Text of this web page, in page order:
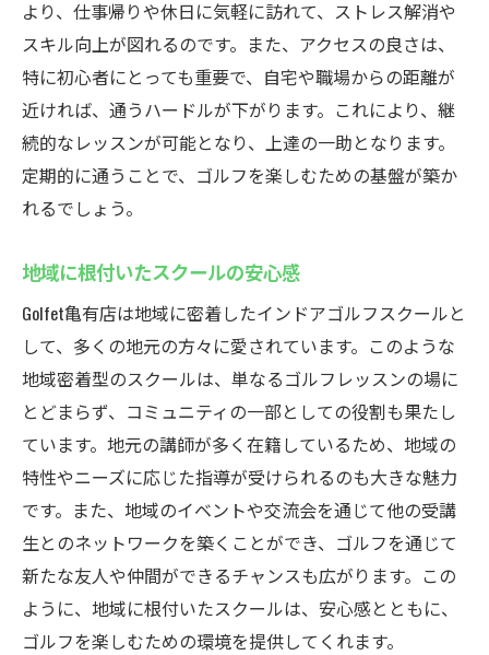
より、仕事帰りや休日に気軽に訪れて、ストレス解消や
スキル向上が図れるのです。また、アクセスの良さは、
特に初心者にとっても重要で、自宅や職場からの距離が
近ければ、通うハードルが下がります。これにより、継
続的なレッスンが可能となり、上達の一助となります。
定期的に通うことで、ゴルフを楽しむための基盤が築か
れるでしょう。
地域に根付いたスクールの安心感
Golfet亀有店は地域に密着したインドアゴルフスクールと
して、多くの地元の方々に愛されています。このような
地域密着型のスクールは、単なるゴルフレッスンの場に
とどまらず、コミュニティの一部としての役割も果たし
ています。地元の講師が多く在籍しているため、地域の
特性やニーズに応じた指導が受けられるのも大きな魅力
です。また、地域のイベントや交流会を通じて他の受講
生とのネットワークを築くことができ、ゴルフを通じて
新たな友人や仲間ができるチャンスも広がります。この
ように、地域に根付いたスクールは、安心感とともに、
ゴルフを楽しむための環境を提供してくれます。